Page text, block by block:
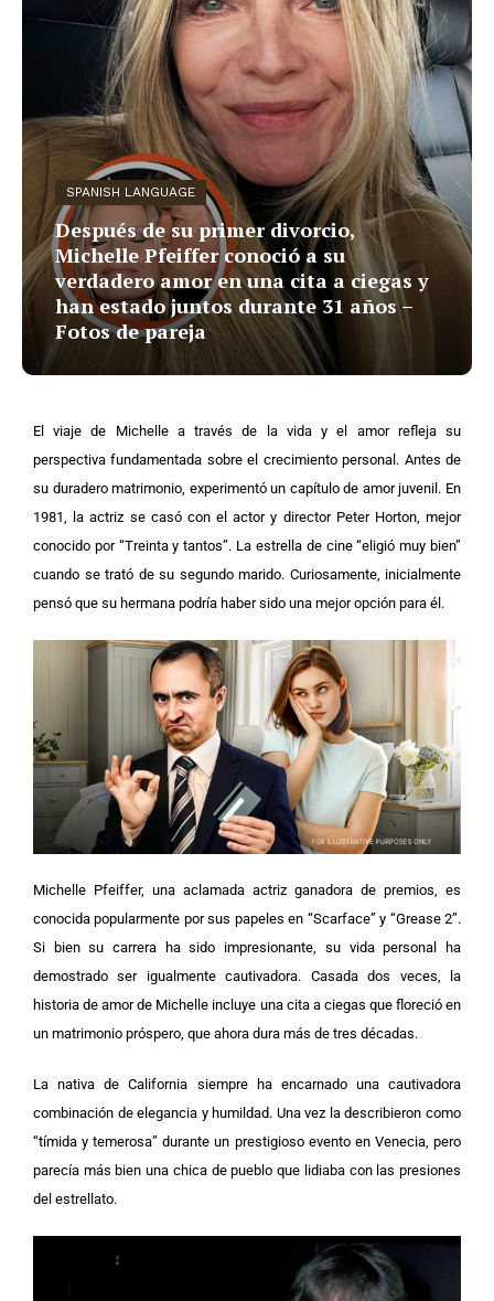
SPANISH LANGUAGE
Después de su primer divorcio,
Michelle Pfeiffer conoció a su
verdadero amor en una cita a ciegas y
han estado juntos durante 31 años –
Fotos de pareja
El viaje de Michelle a través de la vida y el amor refleja su
perspectiva fundamentada sobre el crecimiento personal. Antes de
su duradero matrimonio, experimentó un capítulo de amor juvenil. En
1981, la actriz se casó con el actor y director Peter Horton, mejor
conocido por “Treinta y tantos”. La estrella de cine “eligió muy bien”
cuando se trató de su segundo marido. Curiosamente, inicialmente
pensó que su hermana podría haber sido una mejor opción para él.
Michelle Pfeiffer, una aclamada actriz ganadora de premios, es
conocida popularmente por sus papeles en “Scarface” y “Grease 2”.
Si bien su carrera ha sido impresionante, su vida personal ha
demostrado ser igualmente cautivadora. Casada dos veces, la
historia de amor de Michelle incluye una cita a ciegas que floreció en
un matrimonio próspero, que ahora dura más de tres décadas.
La nativa de California siempre ha encarnado una cautivadora
combinación de elegancia y humildad. Una vez la describieron como
“tímida y temerosa” durante un prestigioso evento en Venecia, pero
parecía más bien una chica de pueblo que lidiaba con las presiones
del estrellato.